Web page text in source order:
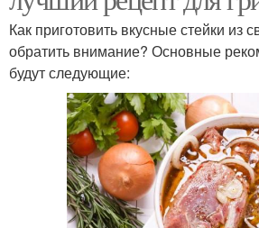
Как приготовить вкусные стейки из
обратить внимание? Основные
будут следующие: